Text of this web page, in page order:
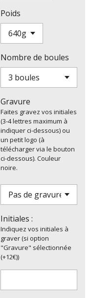
Poids
Nombre de boules
Gravure
Faites gravez vos initiales
(3-4 lettres maximum à
indiquer ci-dessous) ou
un petit logo (à
télécharger via le bouton
ci-dessous). Couleur
noire.
Initiales :
Indiquez vos initiales à
graver (si option
"Gravure" sélectionnée
(+12€))